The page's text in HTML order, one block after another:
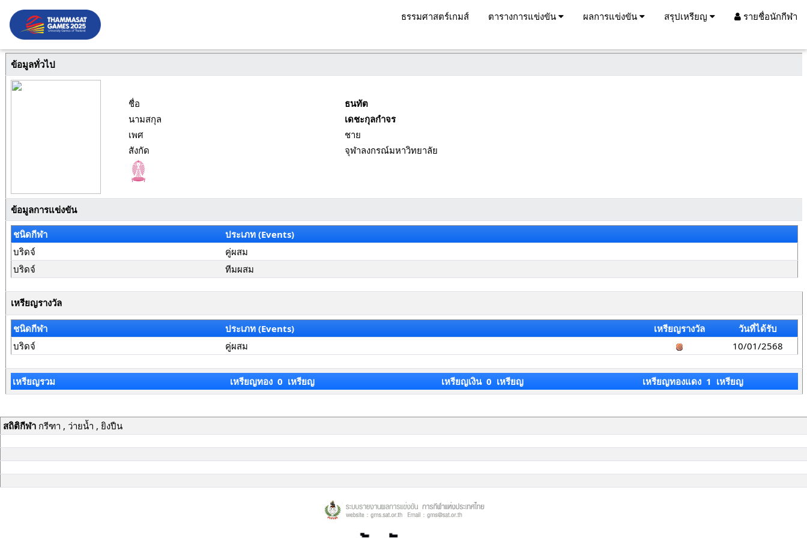
ธรรมศาสตร์เกมส์ ตารางการแข่งขัน ผลการแข่งขัน สรุปเหรียญ รายชื่อนักกีฬา
ข้อมูลทั่วไป
ชื่อ
ธนทัต
นามสกุล
เดชะกุลกำจร
เพศ
ชาย
สังกัด
จุฬาลงกรณ์มหาวิทยาลัย
ข้อมูลการแข่งขัน
ชนิดกีฬา
ประเภท (Events)
บริดจ์
คู่ผสม
บริดจ์
ทีมผสม
เหรียญรางวัล
ชนิดกีฬา ประเภท (Events) เหรียญรางวัล
วันที่ได้รับ
บริดจ์
คู่ผสม 10/01/2568
เหรียญรวม เหรียญทอง 0 เหรียญ เหรียญเงิน 0 เหรียญ เหรียญทองแดง 1 เหรียญ
สถิติกีฬากรีฑา , ว่ายน้ำ , ยิงปืน